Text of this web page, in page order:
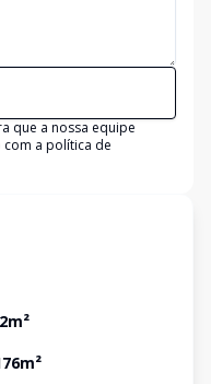
que a nossa equipe
a política de
m²
m²